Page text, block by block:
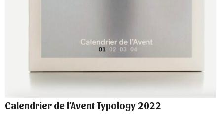
Calendrier de l’Avent Typology 2022